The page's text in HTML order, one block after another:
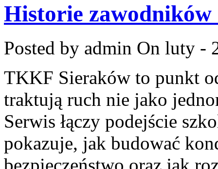
Historie
Posted by admin On luty -
TKKF Sieraków to punkt
traktują ruch nie jako
Serwis łączy podejście
pokazuje, jak budować